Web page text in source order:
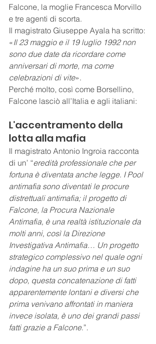
Falcone, la moglie Francesca Morvillo
e tre agenti di scorta.
Il magistrato Giuseppe Ayala ha scritto:
«Il 23 maggio e il 19 luglio 1992 non
sono due date da ricordare come
anniversari di morte, ma come
celebrazioni di vite».
Perché molto, così come Borsellino,
Falcone lasciò all’Italia e agli italiani:
L'accentramento della
lotta alla mafia
Il magistrato Antonio Ingroia racconta
di un’ “eredità professionale che per
fortuna è diventata anche legge. I Pool
antimafia sono diventati le procure
distrettuali antimafia; il progetto di
Falcone, la Procura Nazionale
Antimafia, è una realtà istituzionale da
molti anni, così la Direzione
Investigativa Antimafia… Un progetto
strategico complessivo nel quale ogni
indagine ha un suo prima e un suo
dopo, questa concatenazione di fatti
apparentemente lontani e diversi che
prima venivano affrontati in maniera
invece isolata, è uno dei grandi passi
fatti grazie a Falcone.”.